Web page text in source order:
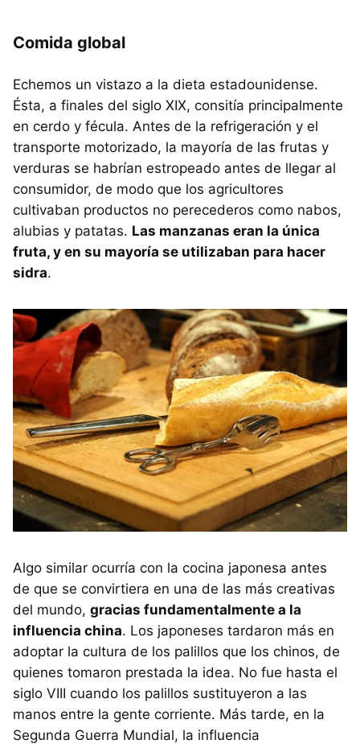
Comida global
Echemos un vistazo a la dieta estadounidense.
Ésta, a finales del siglo XIX, consitía principalmente
en cerdo y fécula. Antes de la refrigeración y el
transporte motorizado, la mayoría de las frutas y
verduras se habrían estropeado antes de llegar al
consumidor, de modo que los agricultores
cultivaban productos no perecederos como nabos,
alubias y patatas. Las manzanas eran la única
fruta, y en su mayoría se utilizaban para hacer
sidra.
Algo similar ocurría con la cocina japonesa antes
de que se convirtiera en una de las más creativas
del mundo, gracias fundamentalmente a la
influencia china. Los japoneses tardaron más en
adoptar la cultura de los palillos que los chinos, de
quienes tomaron prestada la idea. No fue hasta el
siglo VIII cuando los palillos sustituyeron a las
manos entre la gente corriente. Más tarde, en la
Segunda Guerra Mundial, la influencia